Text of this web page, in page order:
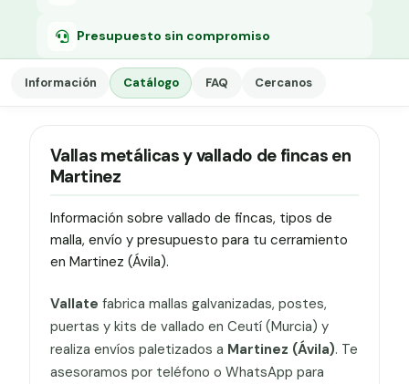
Presupuesto sin compromiso
Información Catálogo FAQ Cercanos
Vallas metálicas y vallado de fincas en
Martinez
Información sobre vallado de fincas, tipos de
malla, envío y presupuesto para tu cerramiento
en Martinez (Ávila).
Vallate fabrica mallas galvanizadas, postes,
puertas y kits de vallado en Ceutí (Murcia) y
realiza envíos paletizados a Martinez (Ávila). Te
asesoramos por teléfono o WhatsApp para